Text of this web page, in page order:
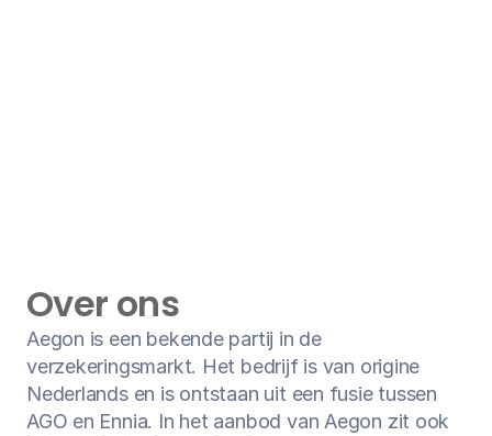
Over ons
Aegon is een bekende partij in de
verzekeringsmarkt. Het bedrijf is van origine
Nederlands en is ontstaan uit een fusie tussen
AGO en Ennia. In het aanbod van Aegon zit ook